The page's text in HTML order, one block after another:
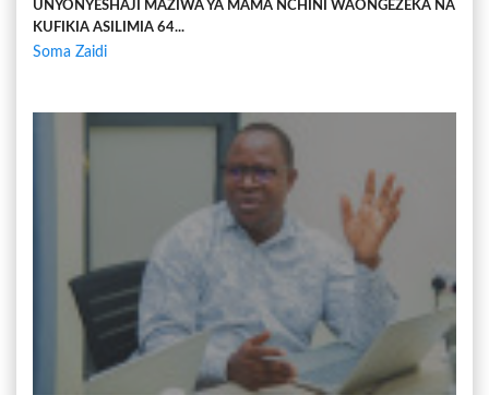
UNYONYESHAJI MAZIWA YA MAMA NCHINI WAONGEZEKA NA
KUFIKIA ASILIMIA 64...
Soma Zaidi